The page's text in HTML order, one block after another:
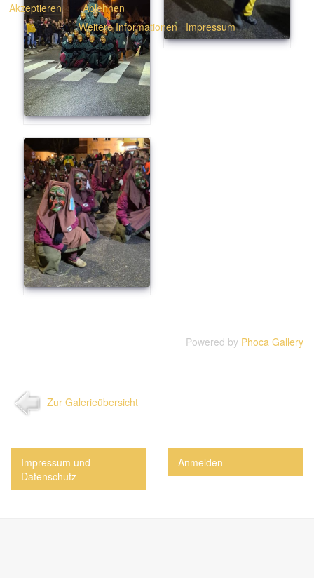
Powered by Phoca Gallery
Zur Galerieübersicht
Impressum und
Datenschutz
Anmelden
Akzeptieren
Ablehnen
Weitere Informationen| Impressum